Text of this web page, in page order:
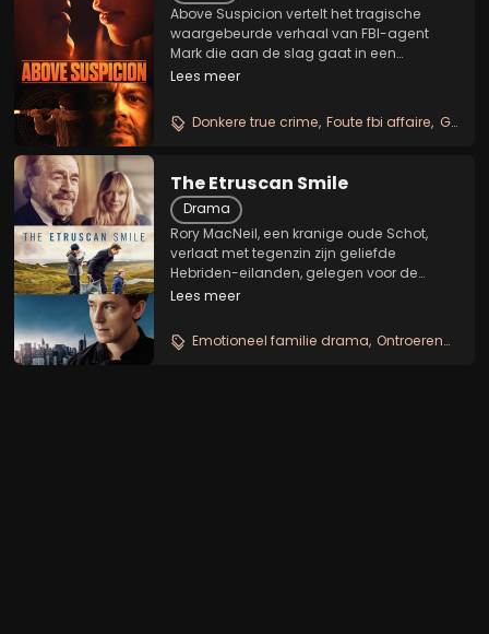
Above Suspicion vertelt het tragische
waargebeurde verhaal van FBI-agent
Mark die aan de slag gaat in een
bergstadje in Kentucky. Daar komt hij al
lokale vrouw Susan die zijn belangrijkste
informant wordt....
Lees meer
Donkere true crime Foute fbi affaire Grauwe smalltown thriller
The Etruscan Smile
Drama
Rory MacNeil, een kranige oude Schot,
verlaat met tegenzin zijn geliefde
Hebriden-eilanden, gelegen voor de
westkust van Schotland, om in San
ondergaan. MacNeil trekt in bij zijn
vervreemde zoon, waarna zijn...
Lees meer
Emotioneel familie drama Ontroerende grootvader kleinzoon